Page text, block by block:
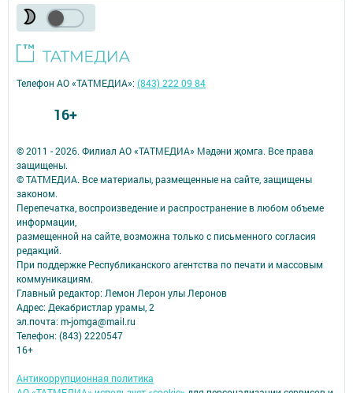
© 2011 - 2026. Филиал АО «ТАТМЕДИА» Мәдәни җомга. Все права
защищены.
© ТАТМЕДИА. Все материалы, размещенные на сайте, защищены
законом.
Перепечатка, воспроизведение и распространение в любом объеме
информации,
размещенной на сайте, возможна только с письменного согласия
редакций.
При поддержке Республиканского агентства по печати и массовым
коммуникациям.
Главный редактор: Лемон Лерон улы Леронов
Адрес: Декабристлар урамы, 2
эл.почта: m-jomga@mail.ru
Телефон: (843) 2220547
16+
Антикоррупционная политика
Телефон АО «ТАТМЕДИА»:(843) 222 09 84
16+